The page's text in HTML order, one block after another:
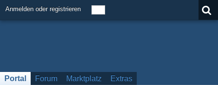
Anmelden oder registrieren
Portal Forum Marktplatz Extras